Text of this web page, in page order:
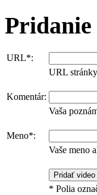
Pridanie
URL*:
URL
Komentár:
Vaša
Meno*:
Vaše meno
* Polia